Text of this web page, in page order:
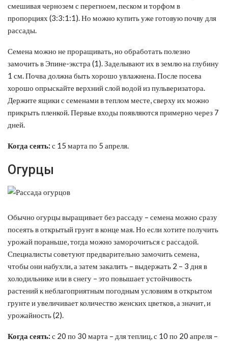
смешивая чернозем с перегноем, песком и торфом в
пропорциях (3:3:1:1). Но можно купить уже готовую почву для
рассады.
Семена можно не проращивать, но обработать полезно
замочить в Эпине-экстра (1). Заделывают их в землю на глубину
1 см. Почва должна быть хорошо увлажнена. После посева
хорошо опрыскайте верхний слой водой из пульверизатора.
Держите ящики с семенами в теплом месте, сверху их можно
прикрыть пленкой. Первые входы появляются примерно через 7
дней.
Когда сеять: с 15 марта по 5 апреля.
Огурцы
Обычно огурцы выращивает без рассаду – семена можно сразу
посеять в открытый грунт в конце мая. Но если хотите получить
урожай пораньше, тогда можно заморочиться с рассадой.
Специалисты советуют предварительно замочить семена,
чтобы они набухли, а затем закалить – выдержать 2 – 3 дня в
холодильнике или в снегу – это повышает устойчивость
растений к неблагоприятным погодным условиям в открытом
грунте и увеличивает количество женских цветков, а значит, и
урожайность (2).
Когда сеять: с 20 по 30 марта – для теплиц, с 10 по 20 апреля –